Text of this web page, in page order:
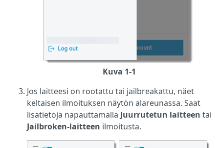
Kuva 1-1
Jos laitteesi on rootattu tai jailbreakattu, näet
keltaisen ilmoituksen näytön alareunassa. Saat
lisätietoja napauttamalla Juurrutetun laitteen tai
Jailbroken-laitteen ilmoitusta.